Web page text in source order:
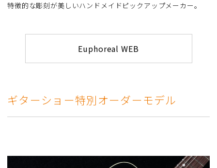
特徴的な彫刻が美しいハンドメイドピックアップメーカー。
Euphoreal WEB
ギターショー特別オーダーモデル